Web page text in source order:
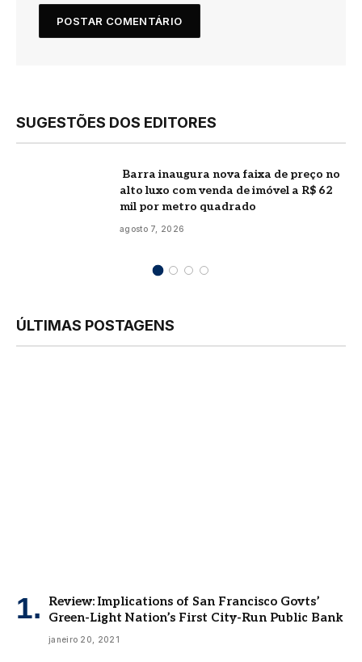
SUGESTÕES DOS EDITORES
Barra inaugura nova faixa de preço no
alto luxo com venda de imóvel a R$ 62
mil por metro quadrado
agosto 7, 2026
ÚLTIMAS POSTAGENS
Review: Implications of San Francisco Govts’
Green-Light Nation’s First City-Run Public Bank
janeiro 20, 2021